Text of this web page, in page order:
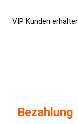
VIP Kunden
Bezahlung